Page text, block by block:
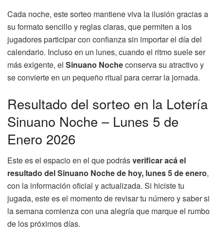
Cada noche, este sorteo mantiene viva la ilusión gracias a
su formato sencillo y reglas claras, que permiten a los
jugadores participar con confianza sin importar el día del
calendario. Incluso en un lunes, cuando el ritmo suele ser
más exigente, el Sinuano Nocheconserva su atractivo y
se convierte en un pequeño ritual para cerrar la jornada.
Resultado del sorteo en la Lotería
Sinuano Noche – Lunes 5 de
Enero 2026
Este es el espacio en el que podrásverificar acá el
resultado del Sinuano Noche de hoy, lunes 5 de enero,
con la información oficial y actualizada. Si hiciste tu
jugada, este es el momento de revisar tu número y saber si
la semana comienza con una alegría que marque el rumbo
de los próximos días.